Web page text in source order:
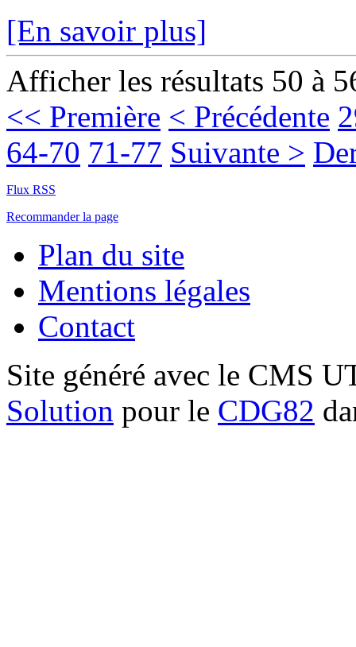
[En savoir plus]
Afficher les résultats 50 à
<< Première < Précédente
64-70 71-77 Suivante >
Flux RSS
Recommander la page
Plan du site
Mentions légales
Contact
Site généré avec le CMS
Solution pour le CDG82